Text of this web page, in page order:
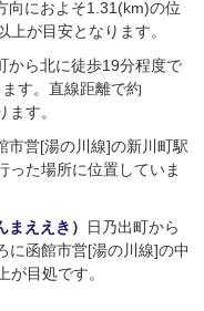
向におよそ1.31(km)の位
が目安となります。
から北に徒歩19分程度で
す。直線距離で約
す。
市営[湯の川線]の新川町駅
った場所に位置していま
ええき）
日乃出町から
に函館市営[湯の川線]の中
目処です。